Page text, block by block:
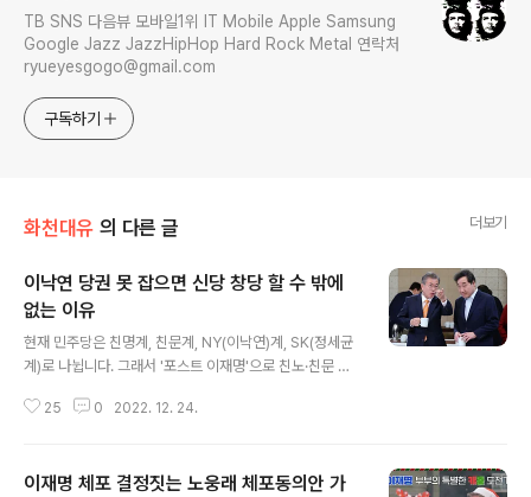
TB SNS 다음뷰 모바일1위 IT Mobile Apple Samsung
Google Jazz JazzHipHop Hard Rock Metal 연락처
ryueyesgogo@gmail.com
구독하기
화천대유 의 다른 글 더보기
이낙연 당권 못 잡으면 신당 창당 할 수 밖에
없는 이유
현재 민주당은 친명계, 친문계, NY(이낙연)계, SK(정세균
계)로 나뉩니다. 그래서 '포스트 이재명'으로 친노·친문 구
세) 전 경남지사가 간절히 필요했던 것 같습니다. 김경수 전
현)였고, 고발장을 제출했던 댓글 모니터링 단장이 이헌욱
25 0 2022. 12. 24.
이재명 체포 결정짓는 노웅래 체포동의안 가